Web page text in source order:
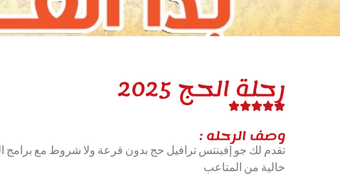
رحلة الحج 2025
وصف الرحله :
تقدم لك جو إفينتس ترافيل حج بدون قرعة ولا شروط مع برامج
خالية من المتاعب